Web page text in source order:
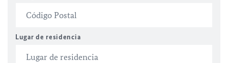
Lugar de residencia